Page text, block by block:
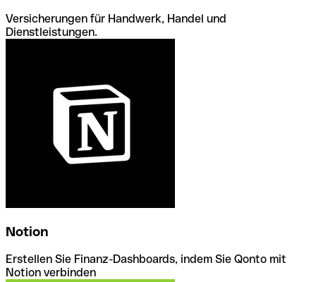
Versicherungen für Handwerk, Handel und
Dienstleistungen.
Notion
Erstellen Sie Finanz-Dashboards, indem Sie Qonto mit
Notion verbinden